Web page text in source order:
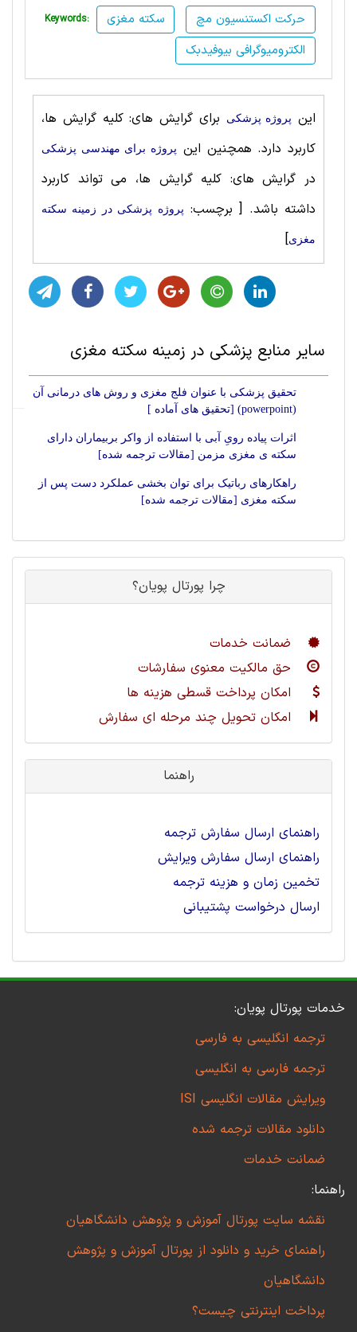
Keywords: سکته مغزی
حرکت اکستنسیون مچ
الکترومیوگرافی بیوفیدبک
این پروژه پزشکی
برای گرایش های: کلیه گرایش ها،
کاربرد دارد. همچنین این پروژه برای مهندسی پزشکی
در گرایش های: کلیه گرایش ها، می تواند کاربرد
داشته باشد. [ برچسب:پروژه پزشکی در زمینه سکته
مغزی]
سایر منابع پزشکی در زمینه سکته مغزی
تحقیق پزشکی با عنوان فلج مغزی و روش های درمانی آن
(powerpoint) [تحقیق های آماده ]
اثرات پیاده رویِ آبی با استفاده از واکر بربیماران دارای
سکته ی مغزی مزمن [مقالات ترجمه شده]
راهکارهای رباتیک برای توان بخشی عملکرد دست پس از
سکته مغزی [مقالات ترجمه شده]
چرا پورتال پویان؟
ضمانت خدمات
حق مالکیت معنوی سفارشات
امکان پرداخت قسطی هزینه ها
امکان تحویل چند مرحله ای سفارش
راهنما
راهنمای ارسال سفارش ترجمه
راهنمای ارسال سفارش ویرایش
تخمین زمان و هزینه ترجمه
ارسال درخواست پشتیبانی
خدمات پورتال پویان:
ترجمه انگلیسی به فارسی
ترجمه فارسی به انگلیسی
ویرایش مقالات انگلیسی ISI
دانلود مقالات ترجمه شده
ضمانت خدمات
راهنما:
نقشه سایت پورتال آموزش و پژوهش دانشگاهیان
راهنمای خرید و دانلود از پورتال آموزش و پژوهش
دانشگاهیان
پرداخت اینترنتی چیست؟